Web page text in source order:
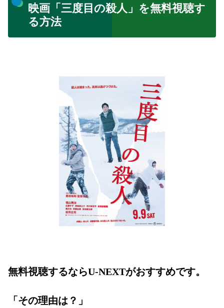
映画「三度目の殺人」を無料視聴す
る方法
無料視聴するならU-NEXTがおすすめです。
「その理由は？」